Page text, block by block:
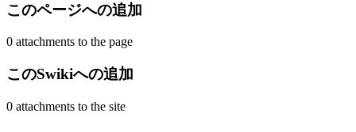
このページへの追加
0 attachments to the page
このSwikiへの追加
0 attachments to the site